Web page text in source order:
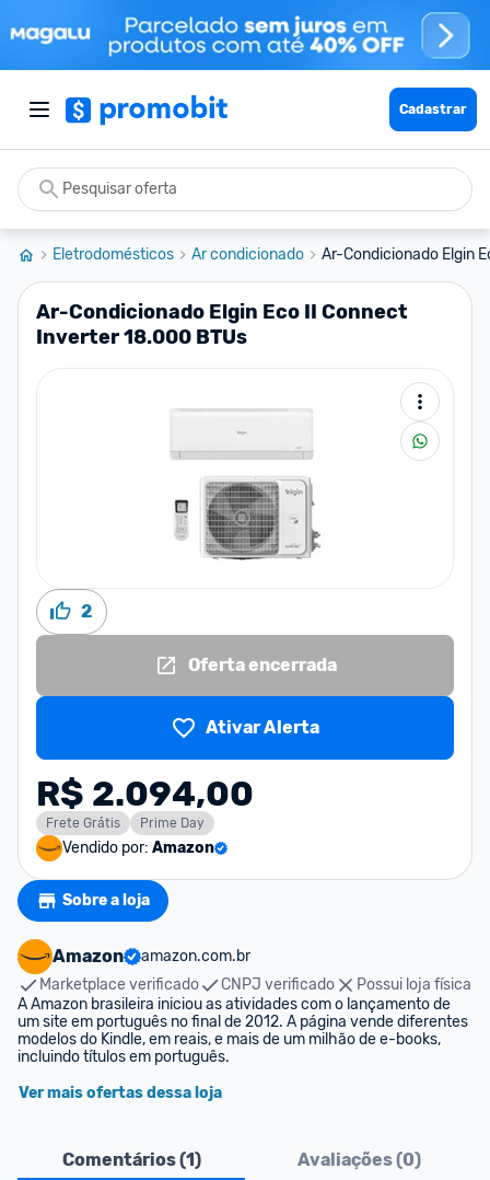
Cadastrar
Eletrodomésticos Ar condicionado Ar-Condicionado Elgin
Ar-Condicionado Elgin Eco II Connect
Inverter 18.000 BTUs
2
Oferta encerrada
Ativar Alerta
R$ 2.094,00
Frete Grátis Prime Day
Vendido por: Amazon
Sobre a loja
Amazon
amazon.com.br
Marketplace verificado
CNPJ verificado
Possui loja física
A Amazon brasileira iniciou as atividades com o lançamento de
um site em português no final de 2012. A página vende diferentes
modelos do Kindle, em reais, e mais de um milhão de e-books,
incluindo títulos em português.
Ver mais ofertas dessa loja
Comentários (1) Avaliações (0)